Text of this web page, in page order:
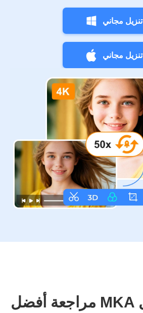
تنزيل مجاني
تنزيل مجاني
مراجعة أفضل MKA لتحويل MP3